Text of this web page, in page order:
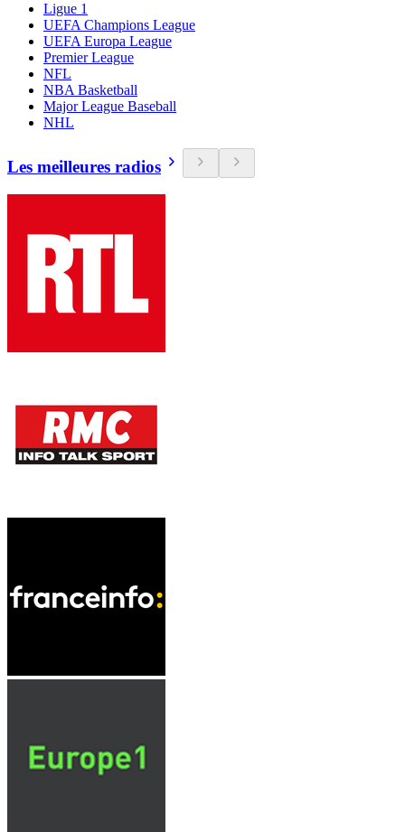
Ligue 1
UEFA Champions League
UEFA Europa League
Premier League
NFL
NBA Basketball
Major League Baseball
NHL
Les meilleures radios